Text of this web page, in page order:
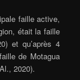
faille active,
était la faille
et qu’après 4
de Motagua
2020).